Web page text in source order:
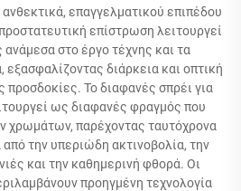
επαγγελματικού επιπέδου
επίστρωση λειτουργεί
στο έργο τέχνης και τα
εξασφαλίζοντας διάρκεια και οπτική
προσδοκίες. Το διαφανές σπρέι για
ως διαφανές φραγμός που
χρωμάτων, παρέχοντας ταυτόχρονα
την υπεριώδη ακτινοβολία, την
και την καθημερινή φθορά. Οι
προηγμένη τεχνολογία